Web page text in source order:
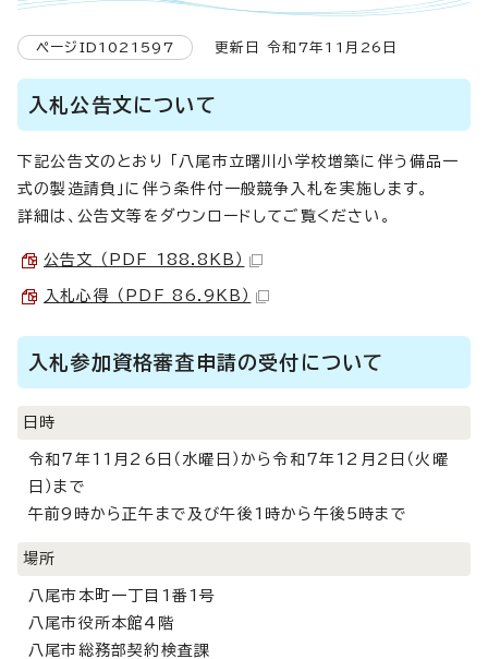
ページID1021597 更新日 令和7年11月26日
入札公告文について
下記公告文のとおり 「八尾市立曙川小学校増築に伴う備品一
式の製造請負」に伴う条件付一般競争入札を実施します。
詳細は、公告文等をダウンロードしてご覧ください。
公告文 （PDF 188.8KB）
入札心得 （PDF 86.9KB）
入札参加資格審査申請の受付について
日時
令和7年11月26日（水曜日）から令和7年12月2日（火曜
日）まで
午前9時から正午まで及び午後1時から午後5時まで
場所
八尾市本町一丁目1番1号
八尾市役所本館4階
八尾市総務部契約検査課